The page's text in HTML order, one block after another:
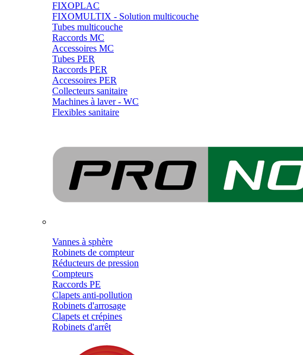
FIXOPLAC
FIXOMULTIX - Solution multicouche
Tubes multicouche
Raccords MC
Accessoires MC
Tubes PER
Raccords PER
Accessoires PER
Collecteurs sanitaire
Machines à laver - WC
Flexibles sanitaire
Vannes à sphère
Robinets de compteur
Réducteurs de pression
Compteurs
Raccords PE
Clapets anti-pollution
Robinets d'arrosage
Clapets et crépines
Robinets d'arrêt